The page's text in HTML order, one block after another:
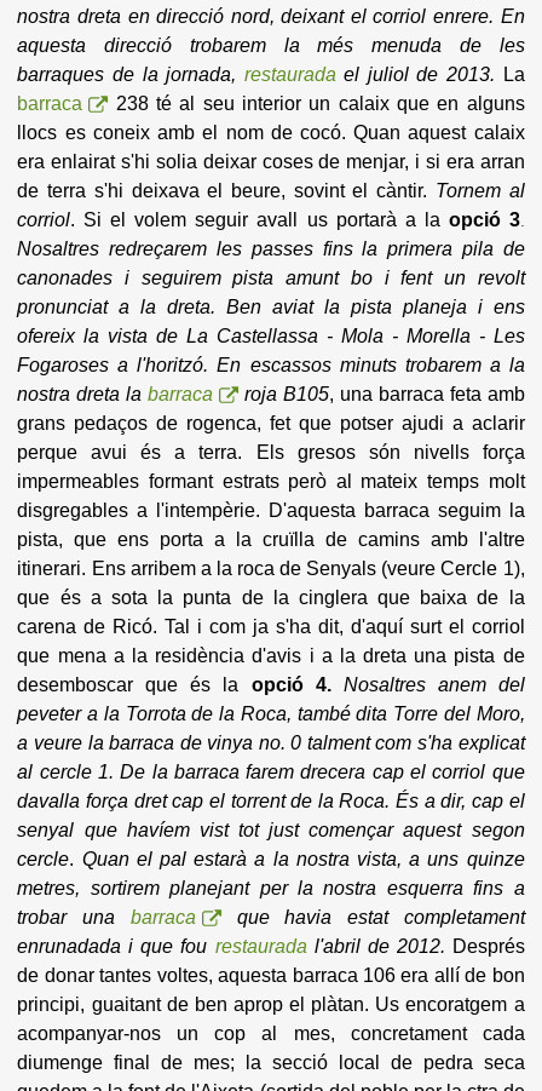
nostra dreta en direcció nord, deixant el corriol enrere. En
aquesta direcció trobarem la més menuda de les
barraques de la jornada, restaurada el juliol de 2013. La
barraca
238 té al seu interior un calaix que en alguns
llocs es coneix amb el nom de cocó. Quan aquest calaix
era enlairat s'hi solia deixar coses de menjar, i si era arran
de terra s'hi deixava el beure, sovint el càntir. Tornem al
corriol. Si el volem seguir avall us portarà a la opció 3.
Nosaltres redreçarem les passes fins la primera pila de
canonades i seguirem pista amunt bo i fent un revolt
pronunciat a la dreta. Ben aviat la pista planeja i ens
ofereix la vista de La Castellassa - Mola - Morella - Les
Fogaroses a l'horitzó. En escassos minuts trobarem a la
nostra dreta labarraca roja B105, una barraca feta amb
grans pedaços de rogenca, fet que potser ajudi a aclarir
perque avui és a terra. Els gresos són nivells força
impermeables formant estrats però al mateix temps molt
disgregables a l'intempèrie. D'aquesta barraca seguim la
pista, que ens porta a la cruïlla de camins amb l'altre
itinerari. Ens arribem a la roca de Senyals (veure Cercle 1),
que és a sota la punta de la cinglera que baixa de la
carena de Ricó. Tal i com ja s'ha dit, d'aquí surt el corriol
que mena a la residència d'avis i a la dreta una pista de
desemboscar que és la opció 4. Nosaltres anem del
peveter a la Torrota de la Roca, també dita Torre del Moro,
a veure la barraca de vinya no. 0 talment com s'ha explicat
al cercle 1. De la barraca farem drecera cap el corriol que
davalla força dret cap el torrent de la Roca. És a dir, cap el
senyal que havíem vist tot just començar aquest segon
cercle. Quan el pal estarà a la nostra vista, a uns quinze
metres, sortirem planejant per la nostra esquerra fins a
trobar una barraca
que havia estat completament
enrunadada i que fou restaurada l'abril de 2012. Després
de donar tantes voltes, aquesta barraca 106 era allí de bon
principi, guaitant de ben aprop el plàtan. Us encoratgem a
acompanyar-nos un cop al mes, concretament cada
diumenge final de mes; la secció local de pedra seca